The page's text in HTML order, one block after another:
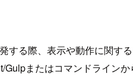
する際、表示や動作に関す
またはコマンドラインか